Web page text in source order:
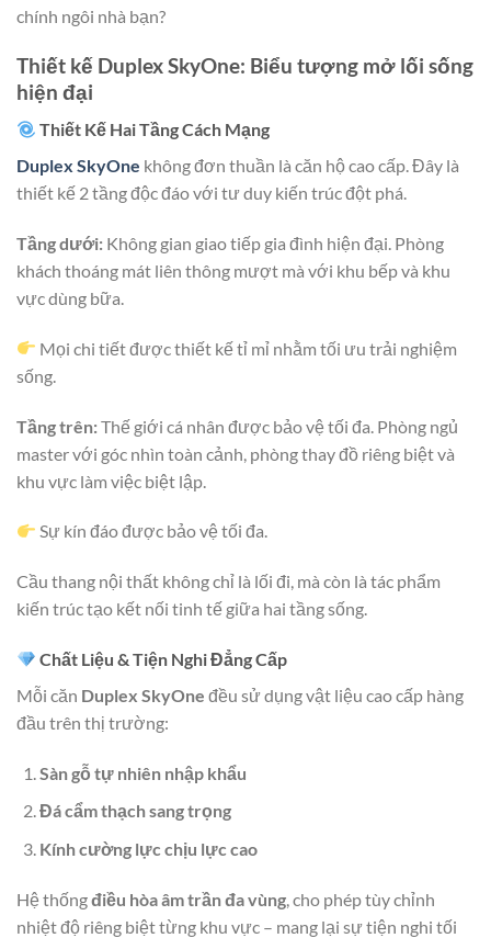
chính ngôi nhà bạn?
Thiết kế Duplex SkyOne: Biểu tượng mở lối sống
hiện đại
Thiết Kế Hai Tầng Cách Mạng
Duplex SkyOne không đơn thuần là căn hộ cao cấp. Đây là
thiết kế 2 tầng độc đáo với tư duy kiến trúc đột phá.
Tầng dưới: Không gian giao tiếp gia đình hiện đại. Phòng
khách thoáng mát liên thông mượt mà với khu bếp và khu
vực dùng bữa.
Mọi chi tiết được thiết kế tỉ mỉ nhằm tối ưu trải nghiệm
sống.
Tầng trên:Thế giới cá nhân được bảo vệ tối đa. Phòng ngủ
master với góc nhìn toàn cảnh, phòng thay đồ riêng biệt và
khu vực làm việc biệt lập.
Sự kín đáo được bảo vệ tối đa.
Cầu thang nội thất không chỉ là lối đi, mà còn là tác phẩm
kiến trúc tạo kết nối tinh tế giữa hai tầng sống.
Chất Liệu & Tiện Nghi Đẳng Cấp
Mỗi căn Duplex SkyOne đều sử dụng vật liệu cao cấp hàng
đầu trên thị trường:
Sàn gỗ tự nhiên nhập khẩu
Đá cẩm thạch sang trọng
Kính cường lực chịu lực cao
Hệ thốngđiều hòa âm trần đa vùng , cho phép tùy chỉnh
nhiệt độ riêng biệt từng khu vực – mang lại sự tiện nghi tối